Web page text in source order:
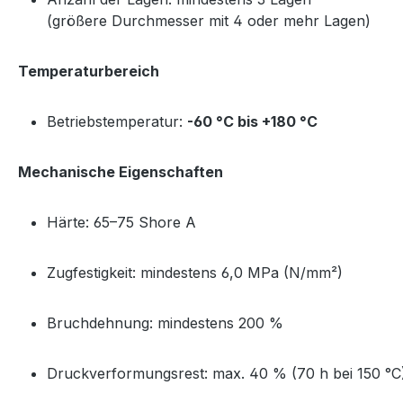
(größere Durchmesser mit 4 oder mehr Lagen)
Temperaturbereich
Betriebstemperatur: -60 °C bis +180 °C
Mechanische Eigenschaften
Härte: 65–75 Shore A
Zugfestigkeit: mindestens 6,0 MPa (N/mm²)
Bruchdehnung: mindestens 200 %
Druckverformungsrest: max. 40 % (70 h bei 150